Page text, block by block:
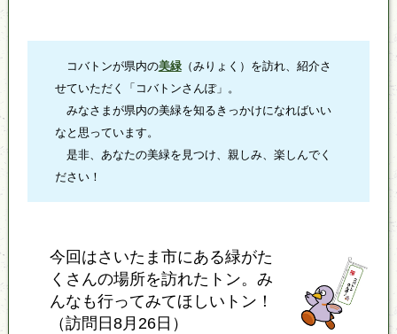
コバトンが県内の美緑（みりょく）を訪れ、紹介さ
せていただく「コバトンさんぽ」。
みなさまが県内の美緑を知るきっかけになればいい
なと思っています。
是非、あなたの美緑を見つけ、親しみ、楽しんでく
ださい！
今回はさいたま市にある緑がた
くさんの場所を訪れたトン。み
んなも行ってみてほしいトン！
（訪問日8月26日）